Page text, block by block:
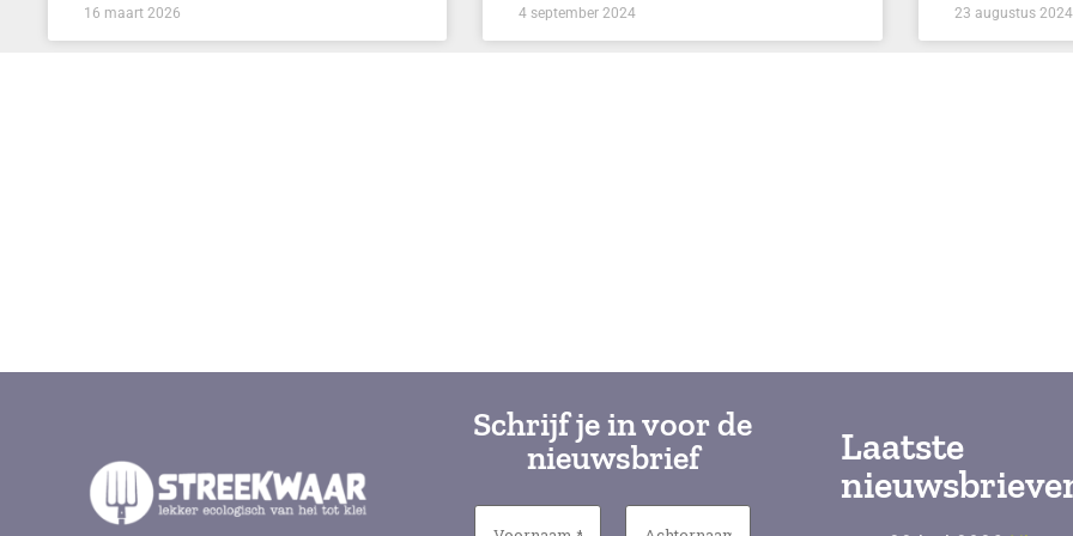
16 maart 2026 4 september 2024 23 augustus 2024
Schrijf je in voor de
nieuwsbrief
Laatste